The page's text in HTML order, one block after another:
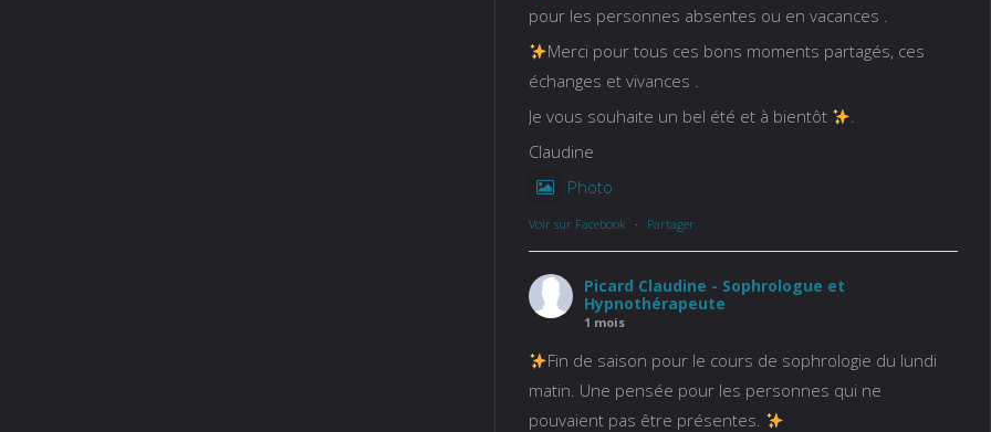
pour les personnes absentes ou en vacances .
Merci pour tous ces bons moments partagés, ces
échanges et vivances .
Je vous souhaite un bel été et à bientôt
.
Claudine
Photo
Voir sur Facebook · Partager
Picard Claudine - Sophrologue et
Hypnothérapeute
1 mois
Fin de saison pour le cours de sophrologie du lundi
matin. Une pensée pour les personnes qui ne
pouvaient pas être présentes.